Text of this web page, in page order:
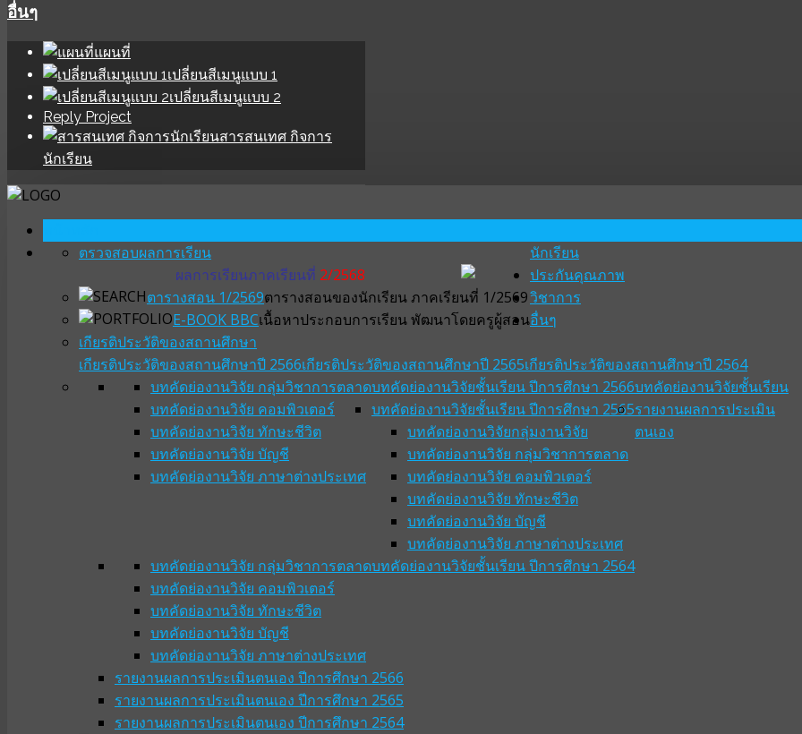
อื่นๆ
แผนที่
เปลี่ยนสีเมนูแบบ 1
เปลี่ยนสีเมนูแบบ 2
Reply Project
สารสนเทศ กิจการ
นักเรียน
นักเรียน
ตรวจสอบผลการเรียน
ผลการเรียนภาคเรียนที่ 2/2568
ตารางสอน 1/2569ตารางสอนของนักเรียน ภาคเรียนที่ 1/2569
E-BOOK BBCเนื้อหาประกอบการเรียน พัฒนาโดยครูผู้สอน
ประกันคุณภาพ
เกียรติประวัติของสถานศึกษา
เกียรติประวัติของสถานศึกษาปี 2566เกียรติประวัติของสถานศึกษาปี 2565เกียรติประวัติของสถานศึกษาปี 2564
บทคัดย่องานวิจัยชั้นเรียน
บทคัดย่องานวิจัยชั้นเรียน ปีการศึกษา 2566
บทคัดย่องานวิจัย กลุ่มวิชาการตลาด
บทคัดย่องานวิจัย คอมพิวเตอร์
บทคัดย่องานวิจัย ทักษะชีวิต
บทคัดย่องานวิจัย บัญชี
บทคัดย่องานวิจัย ภาษาต่างประเทศ
บทคัดย่องานวิจัยชั้นเรียน ปีการศึกษา 2565
บทคัดย่องานวิจัยกลุ่มงานวิจัย
บทคัดย่องานวิจัย กลุ่มวิชาการตลาด
บทคัดย่องานวิจัย คอมพิวเตอร์
บทคัดย่องานวิจัย ทักษะชีวิต
บทคัดย่องานวิจัย บัญชี
บทคัดย่องานวิจัย ภาษาต่างประเทศ
บทคัดย่องานวิจัยชั้นเรียน ปีการศึกษา 2564
บทคัดย่องานวิจัย กลุ่มวิชาการตลาด
บทคัดย่องานวิจัย คอมพิวเตอร์
บทคัดย่องานวิจัย ทักษะชีวิต
บทคัดย่องานวิจัย บัญชี
บทคัดย่องานวิจัย ภาษาต่างประเทศ
รายงานผลการประเมิน
ตนเอง
รายงานผลการประเมินตนเอง ปีการศึกษา 2566
รายงานผลการประเมินตนเอง ปีการศึกษา 2565
รายงานผลการประเมินตนเอง ปีการศึกษา 2564
วิชาการ
อื่นๆ